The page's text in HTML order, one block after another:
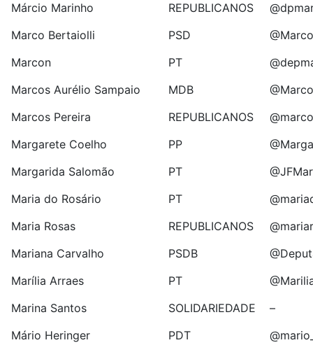
Márcio Marinho
REPUBLICANOS
Marco Bertaiolli
PSD
Marcon
PT
Marcos Aurélio Sampaio
MDB
Marcos Pereira
REPUBLICANOS
Margarete Coelho
PP
Margarida Salomão
PT
Maria do Rosário
PT
Maria Rosas
REPUBLICANOS
Mariana Carvalho
PSDB
Marília Arraes
PT
Marina Santos
SOLIDARIEDADE
–
Mário Heringer
PDT